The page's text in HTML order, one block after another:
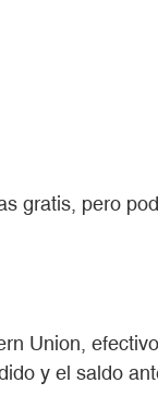
gratis, pero
Union,
y el saldo